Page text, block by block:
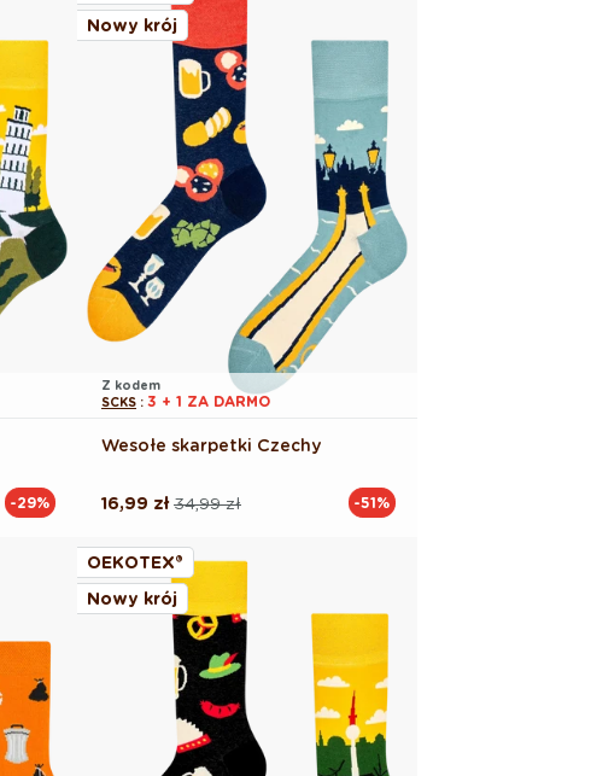
-29%
Nowy krój
Z kodem
SCKS : 3 + 1 ZA DARMO
Wesołe skarpetki Czechy
Cena
34,99 zł
Cena
16,99 zł -51%
OEKOTEX®
Nowy krój